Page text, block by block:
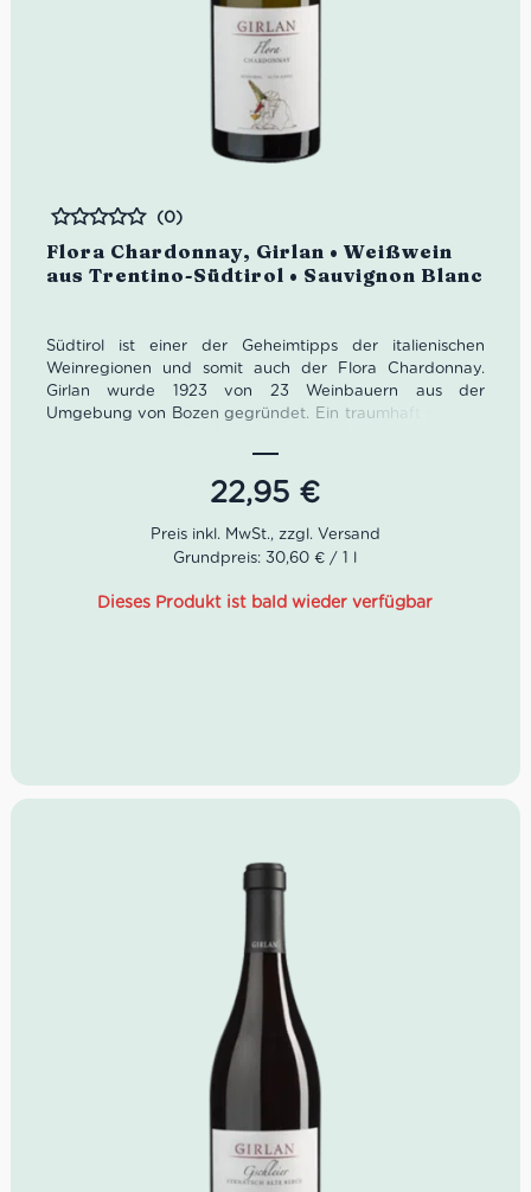
Flora Chardonnay, Girlan • Weißwein
aus Trentino-Südtirol • Sauvignon Blanc
Bewertet
(0)
Südtirol ist einer der Geheimtipps der italienischen
Weinregionen und somit auch der Flora Chardonnay.
Girlan wurde 1923 von 23 Weinbauern aus der
Umgebung von Bozen gegründet. Ein traumhaft schöner
Die alten Gemäuer der Kellergänge bieten optimale
Bedingungen für die Lagerung der Weine. Heute sind
etwa 200 Winzerfamilien Teil von Girlan. Kellermeister
Gerhard Kofler pflegt dafür einen regen Austausch.
22,95 €
Grundpreis: 30,60 € / 1 l
Dieses Produkt ist bald wieder verfügbar